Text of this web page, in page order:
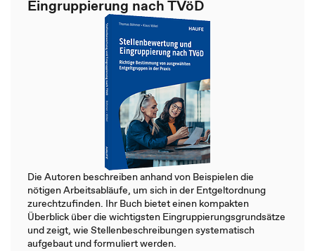
Eingruppierung nach TVöD
Die Autoren beschreiben anhand von Beispielen die
nötigen Arbeitsabläufe, um sich in der Entgeltordnung
zurechtzufinden. Ihr Buch bietet einen kompakten
Überblick über die wichtigsten Eingruppierungsgrundsätze
und zeigt, wie Stellenbeschreibungen systematisch
aufgebaut und formuliert werden.